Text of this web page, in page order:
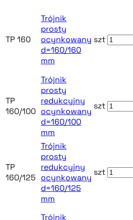
TP 160
Trójnik
prosty
ocynkowany
d=160/160
mm
szt
TP
160/100
Trójnik
prosty
redukcyjny
ocynkowany
d=160/100
mm
szt
TP
160/125
Trójnik
prosty
redukcyjny
ocynkowany
d=160/125
mm
szt
Trójnik